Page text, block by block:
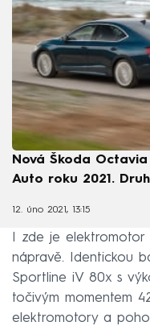
Nová Škoda
Auto roku 2021.
12. úno 2021, 13:15
I zde je elektromotor
nápravě. Identickou
Sportline iV 80x s
točivým momentem
elektromotory a